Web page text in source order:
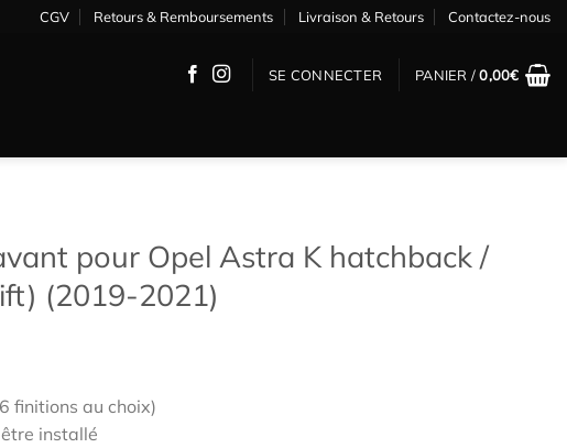
CGV Retours & Remboursements Livraison & Retours Contactez-nous
SE CONNECTER PANIER /0,00€
pour Opel Astra K hatchback /
(2019-2021)
finitions au choix)
installé